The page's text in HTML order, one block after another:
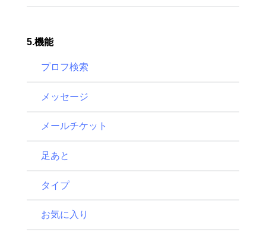
5.機能
プロフ検索
メッセージ
メールチケット
足あと
タイプ
お気に入り